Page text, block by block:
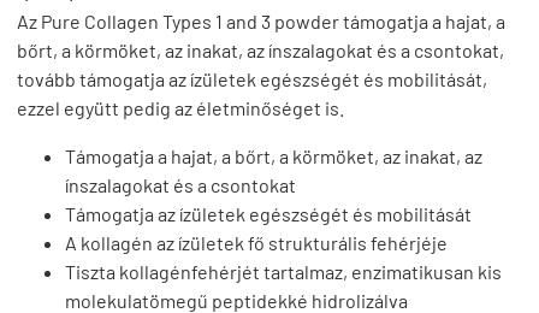
Az Pure Collagen Types 1 and 3 powder támogatja a hajat, a
bőrt, a körmöket, az inakat, az ínszalagokat és a csontokat,
tovább támogatja az ízületek egészségét és mobilitását,
ezzel együtt pedig az életminőséget is.
Támogatja a hajat, a bőrt, a körmöket, az inakat, az
ínszalagokat és a csontokat
Támogatja az ízületek egészségét és mobilitását
A kollagén az ízületek fő strukturális fehérjéje
Tiszta kollagénfehérjét tartalmaz, enzimatikusan kis
molekulatömegű peptidekké hidrolizálva